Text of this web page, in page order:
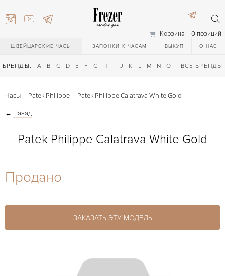
Корзина 0 позиций
ШВЕЙЦАРСКИЕ ЧАСЫ ЗАПОНКИ К ЧАСАМ ВЫКУП О НАС
БРЕНДЫ: A B C D E F G H I J K L M N O Q R S T
ВСЕ БРЕНДЫ
27-44
27-44
Часы Patek Philippe Patek Philippe Calatrava White Gold
← Назад
Patek Philippe Calatrava White Gold
Продано
ЗАКАЗАТЬ ЭТУ МОДЕЛЬ